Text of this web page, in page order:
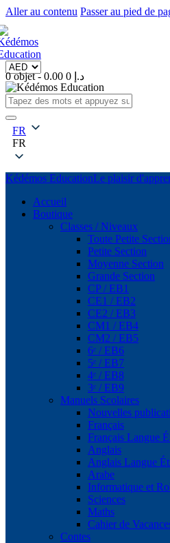
Aller au contenu Passer au pied de
0 objet- 0.00 د.إ 0
FR
FR
Kédémos EducationLe plaisir
Accueil
Boutique
Classes / Niveaux
Toute Petite
Petite Section
Moyenne Section
Grande Section
CP / EB1
CE1 / EB2
CE2 / EB3
CM1 / EB4
CM2 / EB5
6ᵉ / EB6
5ᵉ / EB7
4ᵉ / EB8
3ᵉ / EB9
Manuels Scolaires
Nouvelles
Français
Français Langue
Anglais
Anglais Langue
Arabe
Informatique et
Sciences
Maths
Cahier de
Contes